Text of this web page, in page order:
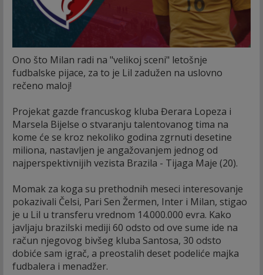
Ono što Milan radi na "velikoj sceni" letošnje
fudbalske pijace, za to je Lil zadužen na uslovno
rečeno maloj!
Projekat gazde francuskog kluba Đerara Lopeza i
Marsela Bijelse o stvaranju talentovanog tima na
kome će se kroz nekoliko godina zgrnuti desetine
miliona, nastavljen je angažovanjem jednog od
najperspektivnijih vezista Brazila - Tijaga Maje (20).
Momak za koga su prethodnih meseci interesovanje
pokazivali Čelsi, Pari Sen Žermen, Inter i Milan, stigao
je u Lil u transferu vrednom 14.000.000 evra. Kako
javljaju brazilski mediji 60 odsto od ove sume ide na
račun njegovog bivšeg kluba Santosa, 30 odsto
dobiće sam igrač, a preostalih deset podeliće majka
fudbalera i menadžer.